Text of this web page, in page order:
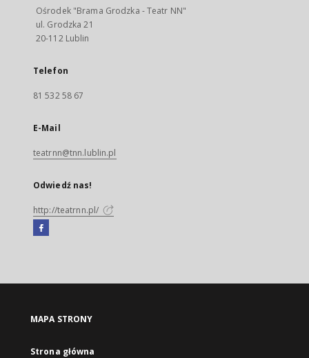
Ośrodek "Brama Grodzka - Teatr NN"
ul. Grodzka 21
20-112 Lublin
Telefon
81 532 58 67
E-Mail
teatrnn@tnn.lublin.pl
Odwiedź nas!
http://teatrnn.pl/
Facebook
się
karcie
MAPA STRONY
Strona główna